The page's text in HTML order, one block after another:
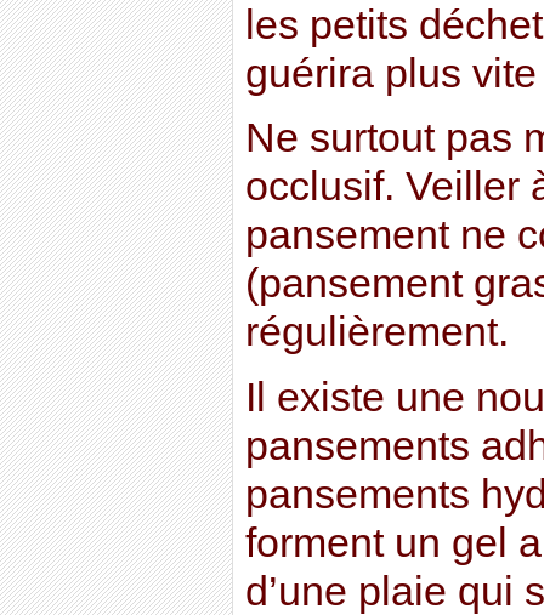
les petits
guérira plus
Ne surtout pas
occlusif. Veiller
pansement ne
(pansement
régulièrement.
Il existe une
pansements
pansements
forment un gel
d’une plaie qui